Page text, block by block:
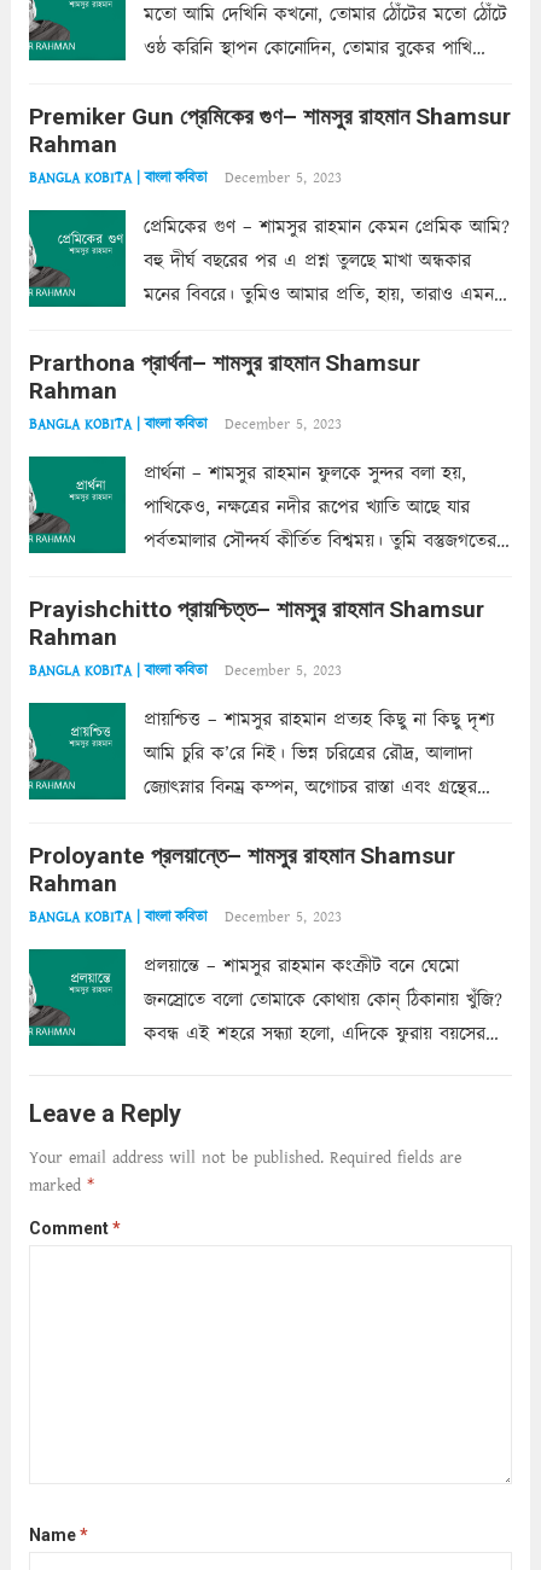
মতো আমি দেখিনি কখনো, তোমার ঠোঁটের মতো ঠোঁটে
ওষ্ঠ করিনি স্থাপন কোনোদিন, তোমার বুকের পাখি
কোথাও কি এরকম ছায়া দেয় ক্লান্তির প্রহরে? মুছে
Premiker Gun প্রেমিকের গুণ– শামসুর রাহমান Shamsur
Rahman
BANGLA KOBITA | বাংলা কবিতা December 5, 2023
প্রেমিকের গুণ – শামসুর রাহমান কেমন প্রেমিক আমি?
বহু দীর্ঘ বছরের পর এ প্রশ্ন তুলছে মাখা অন্ধকার
মনের বিবরে। তুমিও আমার প্রতি, হায়, তারাও এমন
একান্ত জরুরি- নইলে একটি দেয়াল নিমেষেই ভীষণ
Prarthona প্রার্থনা– শামসুর রাহমান Shamsur
Rahman
BANGLA KOBITA | বাংলা কবিতা December 5, 2023
প্রার্থনা – শামসুর রাহমান ফুলকে সুন্দর বলা হয়,
পাখিকেও, নক্ষত্রের নদীর রূপের খ্যাতি আছে যার
পর্বতমালার সৌন্দর্য কীর্তিত বিশ্বময়। তুমি বস্তুজগতের
তার সুষমায় পার্থক্য অনেক। তোমাকে সুন্দরী বলা চলে,
Prayishchitto প্রায়শ্চিত্ত– শামসুর রাহমান Shamsur
Rahman
BANGLA KOBITA | বাংলা কবিতা December 5, 2023
প্রায়শ্চিত্ত – শামসুর রাহমান প্রত্যহ কিছু না কিছু দৃশ্য
আমি চুরি ক’রে নিই। ভিন্ন চরিত্রের রৌদ্র, আলাদা
জ্যোৎস্নার বিনম্র কম্পন, অগোচর রাস্তা এবং গ্রন্থের
ছায়াচ্ছন্ন মোহন মিথুন মূর্তি, লোপামুদ্রা ভীষণ বিব্রত
Proloyante প্রলয়ান্তে– শামসুর রাহমান Shamsur
Rahman
BANGLA KOBITA | বাংলা কবিতা December 5, 2023
প্রলয়ান্তে – শামসুর রাহমান কংক্রীট বনে ঘেমো
জনস্রোতে বলো তোমাকে কোথায় কোন্‌ ঠিকানায় খুঁজি?
কবন্ধ এই শহরে সন্ধ্যা হলো, এদিকে ফুরায় বয়সের
আমার শরীরে সখ্য গড়ে, তোমার গহন ঊর্মিল যৌবন
আনে আশ্বন...
Leave a Reply
Your email address will not be published. Required fields are
marked *
Comment*
Name*